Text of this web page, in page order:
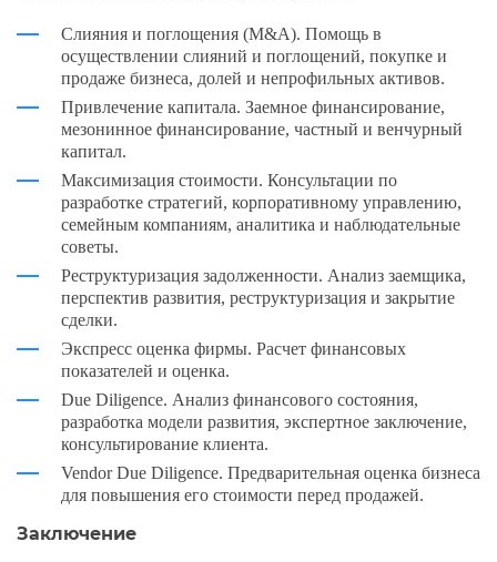
Слияния и поглощения (M&A). Помощь в
осуществлении слияний и поглощений, покупке и
продаже бизнеса, долей и непрофильных активов.
Привлечение капитала. Заемное финансирование,
мезонинное финансирование, частный и венчурный
капитал.
Максимизация стоимости. Консультации по
разработке стратегий, корпоративному управлению,
семейным компаниям, аналитика и наблюдательные
советы.
Реструктуризация задолженности. Анализ заемщика,
перспектив развития, реструктуризация и закрытие
сделки.
Экспресс оценка фирмы. Расчет финансовых
показателей и оценка.
Due Diligence. Анализ финансового состояния,
разработка модели развития, экспертное заключение,
консультирование клиента.
Vendor Due Diligence. Предварительная оценка бизнеса
для повышения его стоимости перед продажей.
Заключение